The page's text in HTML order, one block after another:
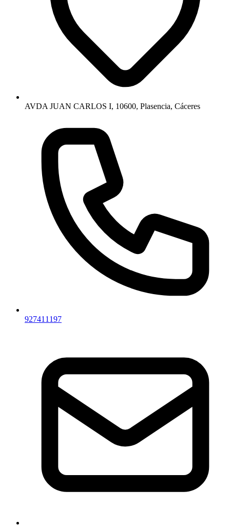
AVDA JUAN CARLOS I, 10600, Plasencia, Cáceres
927411197